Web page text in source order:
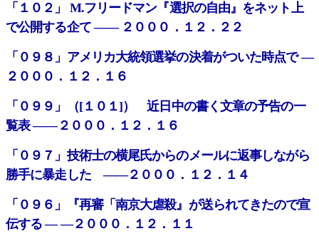
「１０２」 M.フリードマン『選択の自由』をネット上
で公開する企て ―― ２０００．１２．２２
「０９８」アメリカ大統領選挙の決着がついた時点で ―
２０００．１２．１６
「０９９」（[１０１]） 近日中の書く文章の予告の一
覧表 ――２０００．１２．１６
「０９７」技術士の横尾氏からのメールに返事しながら
勝手に暴走した ――２０００．１２．１４
「０９６」『再審「南京大虐殺』が送られてきたので宣
伝する ― ―２０００．１２．１１